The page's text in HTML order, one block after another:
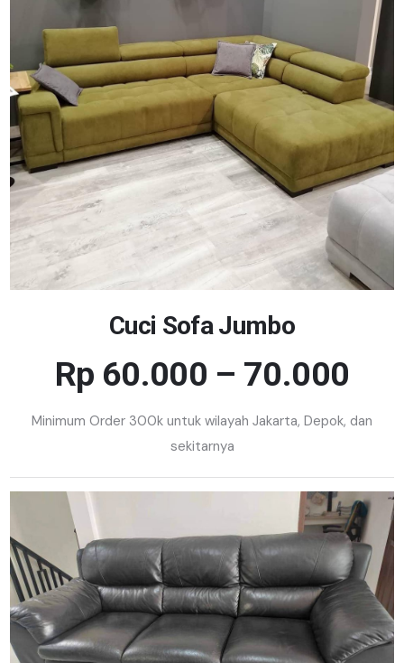
Cuci Sofa Jumbo
Rp 60.000 – 70.000
Minimum Order 300k untuk wilayah Jakarta, Depok, dan
sekitarnya